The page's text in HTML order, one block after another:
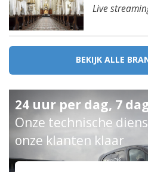
Live
BEKIJK ALLE
24 uur per dag, 7
Onze technische
onze klanten klaar